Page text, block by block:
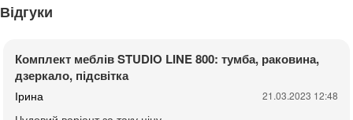
Відгуки
Комплект меблів STUDIO LINE 800: тумба, раковина,
дзеркало, підсвітка
Ірина 21.03.2023 12:48